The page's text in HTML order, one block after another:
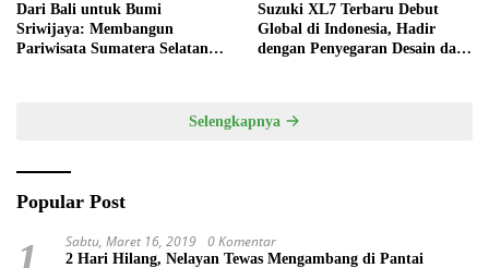
Dari Bali untuk Bumi
Sriwijaya: Membangun
Pariwisata Sumatera Selatan
Suzuki XL7 Terbaru Debut
Global di Indonesia, Hadir
dengan Penyegaran Desain dan
Selengkapnya
Popular Post
Sabtu, Maret 16, 2019 0 Komentar
2 Hari Hilang, Nelayan Tewas Mengambang di Pantai